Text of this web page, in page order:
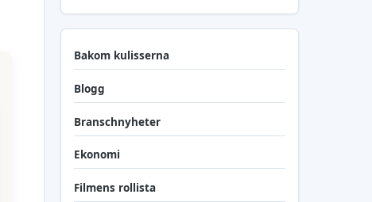
Bakom kulisserna
Blogg
Branschnyheter
Ekonomi
Filmens rollista